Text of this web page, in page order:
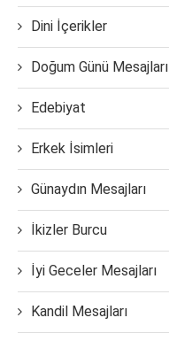
Dini İçerikler
Doğum Günü Mesajları
Edebiyat
Erkek İsimleri
Günaydın Mesajları
İkizler Burcu
İyi Geceler Mesajları
Kandil Mesajları